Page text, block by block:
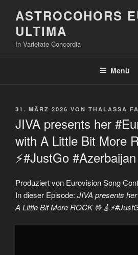
Inhalt
springen
ASTROCOHORS
ULTIMA
In Varietate Concordia
Menü
VERÖFFENTLICHT
31. MÄRZ 2026 VON THALASSA
JIVA presents her
with A Little Bit More
⚡#JustGo
Produziert von Eurovision Song
In dieser Episode: JIVA presents her
A Little Bit More ROCK
„JIVA